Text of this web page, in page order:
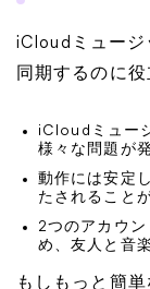
iCloudミュージ
同期するのに
iCloudミュー
様々な問題が
動作には安定
たされること
2つのアカウ
め、友人と音
もしもっと簡